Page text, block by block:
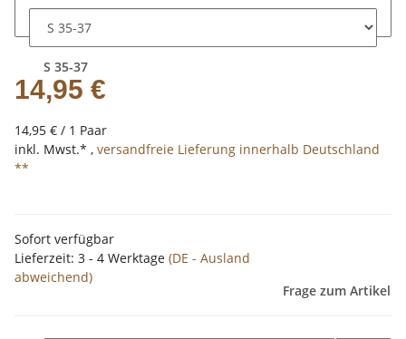
S 35-37
14,95 €
14,95 € / 1 Paar
inkl. Mwst.* , versandfreie Lieferung innerhalb Deutschland
**
Sofort verfügbar
Lieferzeit: 3 - 4 Werktage (DE - Ausland
abweichend)
Frage zum Artikel